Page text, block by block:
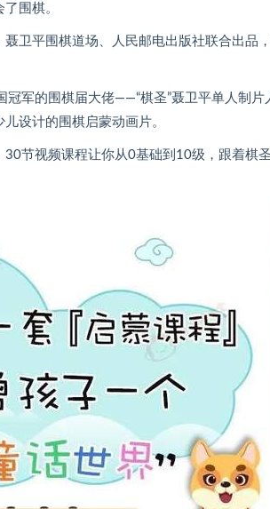
围棋。
卫平围棋道场、人民邮电出版社联合出品
军的围棋届大佬——“棋圣”聂卫平单人制片
设计的围棋启蒙动画片。
节视频课程让你从0基础到10级，跟着棋